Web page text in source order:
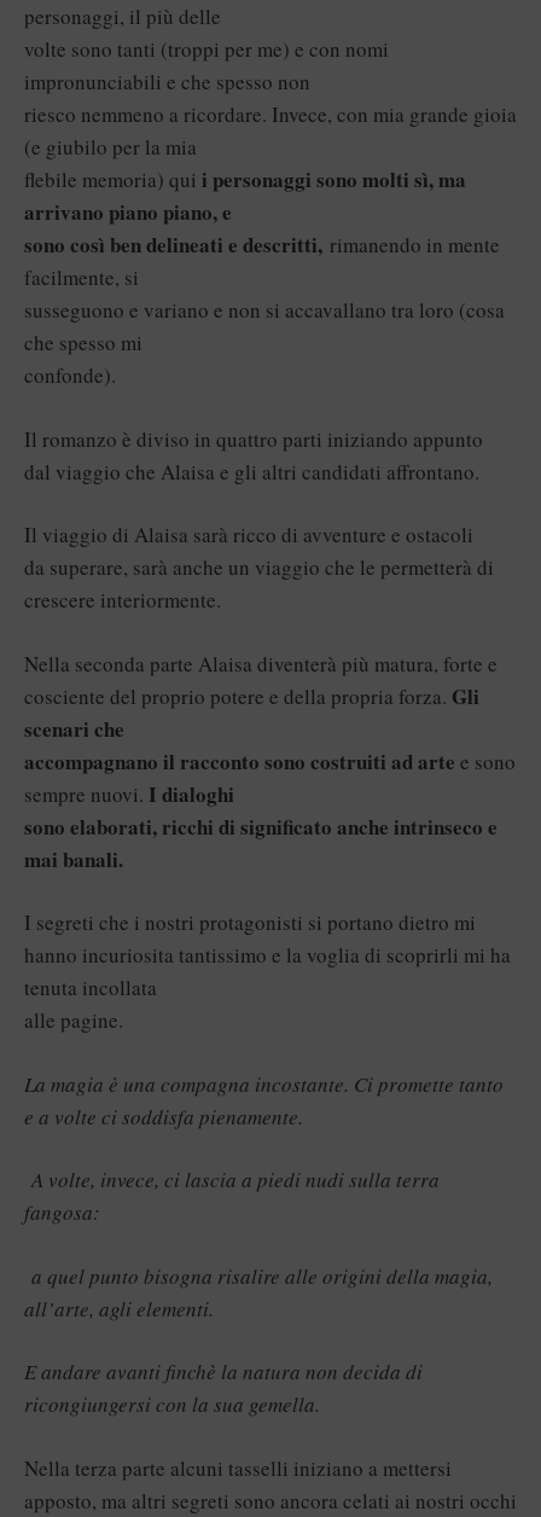
personaggi, il più delle
volte sono tanti (troppi per me) e con nomi
impronunciabili e che spesso non
riesco nemmeno a ricordare. Invece, con mia grande gioia
(e giubilo per la mia
flebile memoria) qui i personaggi sono molti sì, ma
arrivano piano piano, e
sono così ben delineati e descritti, rimanendo in mente
facilmente, si
susseguono e variano e non si accavallano tra loro (cosa
che spesso mi
confonde).
Il romanzo è diviso in quattro parti iniziando appunto
dal viaggio che Alaisa e gli altri candidati affrontano.
Il viaggio di Alaisa sarà ricco di avventure e ostacoli
da superare, sarà anche un viaggio che le permetterà di
crescere interiormente.
Nella seconda parte Alaisa diventerà più matura, forte e
cosciente del proprio potere e della propria forza. Gli
scenari che
accompagnano il racconto sono costruiti ad arte e sono
sempre nuovi. I dialoghi
sono elaborati, ricchi di significato anche intrinseco e
mai banali.
I segreti che i nostri protagonisti si portano dietro mi
hanno incuriosita tantissimo e la voglia di scoprirli mi ha
tenuta incollata
alle pagine.
La magia è una compagna incostante. Ci promette tanto
e a volte ci soddisfa pienamente.
A volte, invece, ci lascia a piedi nudi sulla terra
fangosa:
a quel punto bisogna risalire alle origini della magia,
all’arte, agli elementi.
E andare avanti finchè la natura non decida di
ricongiungersi con la sua gemella.
Nella terza parte alcuni tasselli iniziano a mettersi
apposto, ma altri segreti sono ancora celati ai nostri occhi